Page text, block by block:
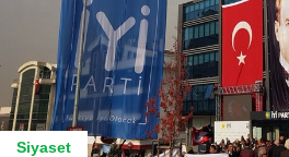
Siyaset